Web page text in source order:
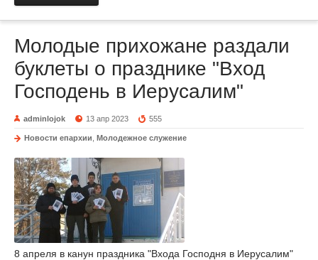
Молодые прихожане раздали
буклеты о празднике "Вход
Господень в Иерусалим"
adminlojok 13 апр 2023 555
Новости епархии Молодежное служение
8 апреля в канун праздника "Входа Господня в Иерусалим"